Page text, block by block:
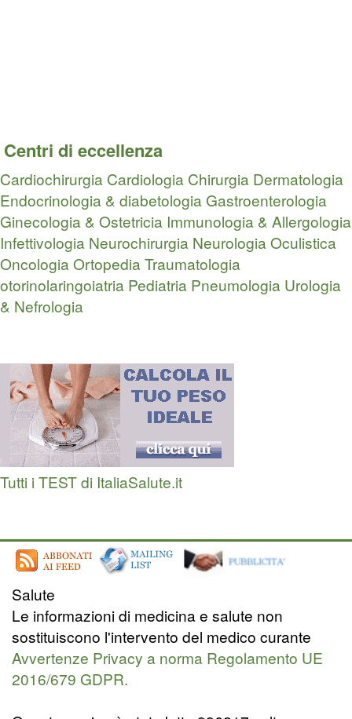
Centri di eccellenza
Cardiochirurgia Cardiologia Chirurgia Dermatologia
Endocrinologia & diabetologia Gastroenterologia
Ginecologia & Ostetricia Immunologia & Allergologia
Infettivologia Neurochirurgia NeurologiaOculistica
OncologiaOrtopedia Traumatologia
otorinolaringoiatria Pediatria Pneumologia Urologia
& Nefrologia
Tutti i TEST di ItaliaSalute.it
Salute
Le informazioni di medicina e salute non
sostituiscono l'intervento del medico curante
Avvertenze Privacy a norma Regolamento UE
2016/679 GDPR.